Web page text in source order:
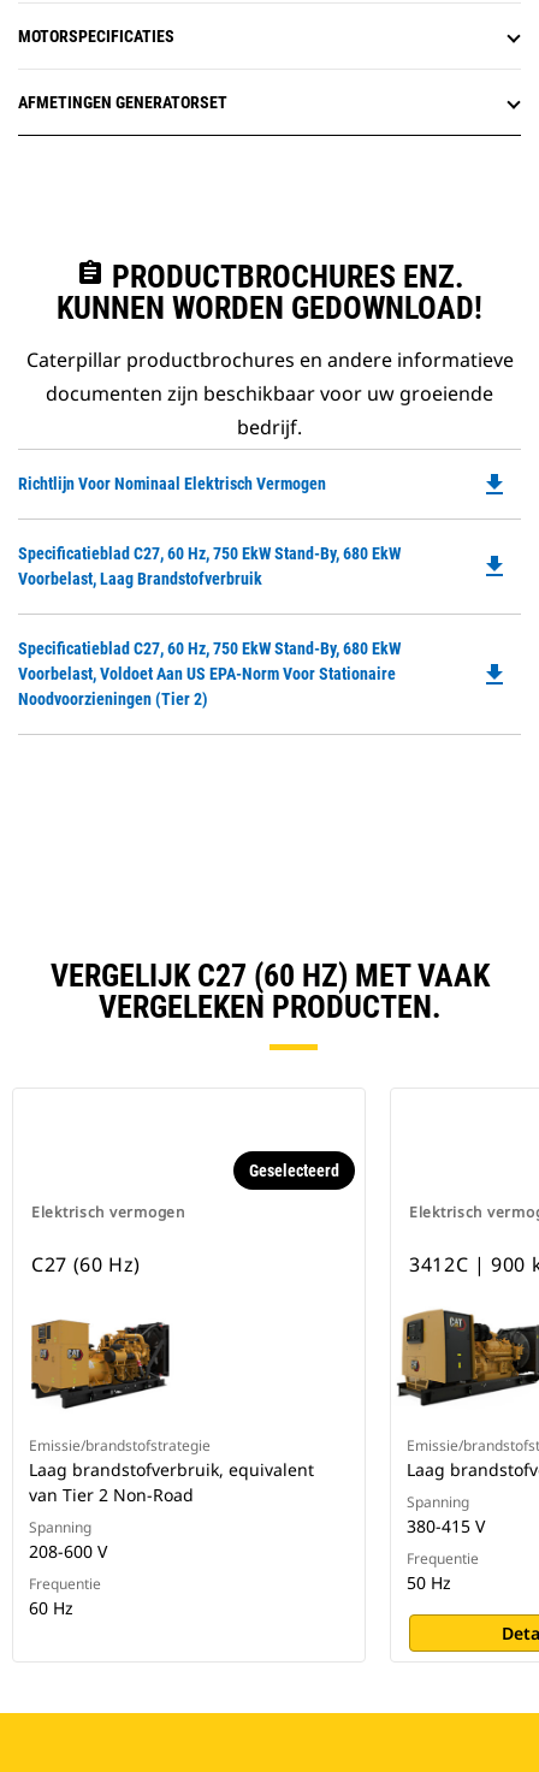
MOTORSPECIFICATIES
AFMETINGEN GENERATORSET
assignment PRODUCTBROCHURES ENZ.
KUNNEN WORDEN GEDOWNLOAD!
Caterpillar productbrochures en andere informatieve
documenten zijn beschikbaar voor uw groeiende
bedrijf.
Richtlijn Voor Nominaal Elektrisch Vermogen file_download
Specificatieblad C27, 60 Hz, 750 EkW Stand-By, 680 EkW
Voorbelast, Laag Brandstofverbruik
file_download
Specificatieblad C27, 60 Hz, 750 EkW Stand-By, 680 EkW
Voorbelast, Voldoet Aan US EPA-Norm Voor Stationaire
Noodvoorzieningen (Tier 2)
file_download
VERGELIJK C27 (60 HZ) MET VAAK
VERGELEKEN PRODUCTEN.
Elektrisch vermogen
Geselecteerd
C27 (60 Hz)
Emissie/brandstofstrategie
Laag brandstofverbruik, equivalent
van Tier 2 Non-Road
Spanning
208-600 V
Frequentie
60 Hz
Elektrisch
3412C | 900
Emissie/
Laag
Spanning
380-415 V
Frequentie
50 Hz